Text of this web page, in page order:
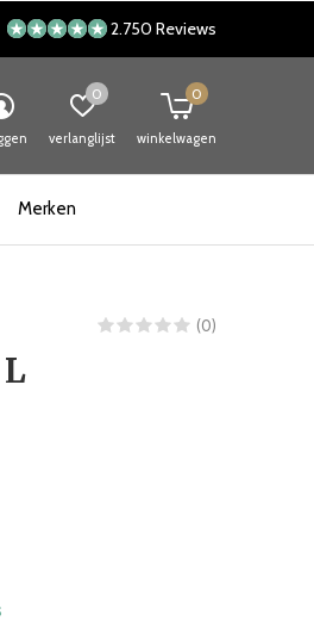
Merken
verlanglijst
0
winkelwagen
0
2.750 Reviews
(0)